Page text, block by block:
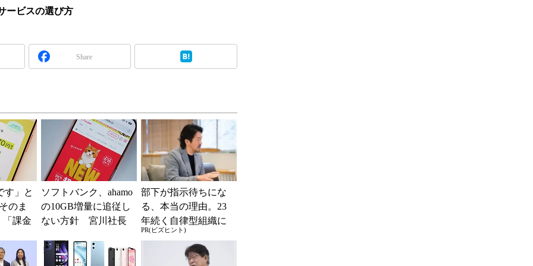
ービスの選び方
Share
す」と
のま
課金
ソフトバンク、ahamo
の10GB増量に追従し
ない方針 宮川社長
激しい」
部下が指示待ちにな
る、本当の理由。23
年続く自律型組織に
共通する「3つの要
PR(ビズヒント)